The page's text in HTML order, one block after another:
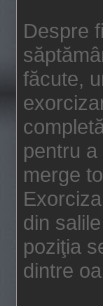
Despre
făcute,
pentru
merge
din
poziţia
dintre